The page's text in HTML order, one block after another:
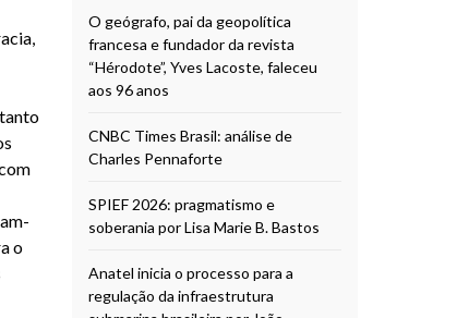
o
O geógrafo, pai da geopolítica
francesa e fundador da revista
“Hérodote”, Yves Lacoste, faleceu
aos 96 anos
CNBC Times Brasil: análise de
Charles Pennaforte
SPIEF 2026: pragmatismo e
soberania por Lisa Marie B. Bastos
Anatel inicia o processo para a
regulação da infraestrutura